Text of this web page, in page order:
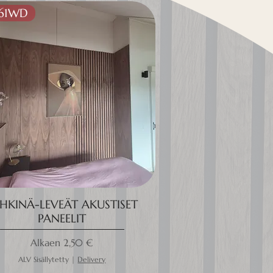
LEVEÄT AKUSTISET
PANEELIT
Alkaen2,50 €
Alehinta
ALV Sisällytetty | Delivery